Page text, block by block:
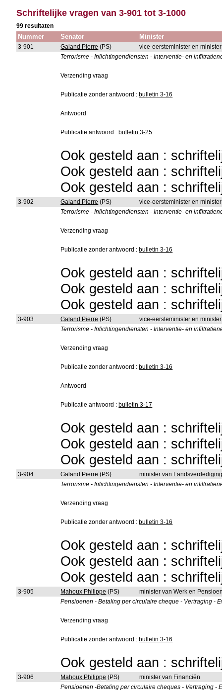
Schriftelijke vragen van 3-901 tot 3-1000
99 resultaten
Nummer Senator Minister
3-901 Galand Pierre (PS)
vice-eersteminister en
Terrorisme - Inlichtingendiensten - Interventie- en
Verzending vraag
Publicatie zonder antwoord : bulletin 3-16
Antwoord
Publicatie antwoord : bulletin 3-25
Ook gesteld aan :
Ook gesteld aan :
Ook gesteld aan :
3-902 Galand Pierre (PS)
vice-eersteminister en
Terrorisme - Inlichtingendiensten - Interventie- en
Verzending vraag
Publicatie zonder antwoord : bulletin 3-16
Ook gesteld aan :
Ook gesteld aan :
Ook gesteld aan :
3-903 Galand Pierre (PS)
vice-eersteminister en
Terrorisme - Inlichtingendiensten - Interventie- en
Verzending vraag
Publicatie zonder antwoord : bulletin 3-16
Antwoord
Publicatie antwoord : bulletin 3-17
Ook gesteld aan :
Ook gesteld aan :
Ook gesteld aan :
3-904 Galand Pierre (PS)
minister van
Terrorisme - Inlichtingendiensten - Interventie- en
Verzending vraag
Publicatie zonder antwoord : bulletin 3-16
Ook gesteld aan :
Ook gesteld aan :
Ook gesteld aan :
3-905 Mahoux Philippe (PS)
minister van Werk en
Pensioenen - Betaling per circulaire cheque - Vertraging -
Verzending vraag
Publicatie zonder antwoord : bulletin 3-16
Ook gesteld aan :
3-906 Mahoux Philippe (PS)
minister van Financiën
Pensioenen -Betaling per circulaire cheques - Vertraging -